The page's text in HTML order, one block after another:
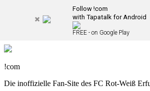
Follow !com
with Tapatalk for Android
FREE - on Google Play
!com
Die inoffizielle Fan-Site des FC Rot-Weiß